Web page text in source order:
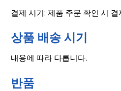
결제 시기: 제품 주문 확인 시
상품 배송 시기
내용에 따라 다릅니다.
반품